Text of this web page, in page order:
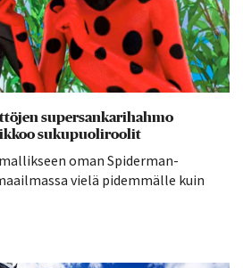
supersankarihahmo
sukupuoliroolit
oman Spiderman-
vielä pidemmälle kuin